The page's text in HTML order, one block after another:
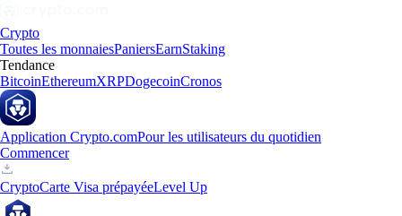
Crypto
Toutes les monnaiesPaniersEarnStaking
Tendance
BitcoinEthereumXRPDogecoinCronos
Application Crypto.comPour les utilisateurs du quotidien
Commencer
CryptoCarte Visa prépayéeLevel Up